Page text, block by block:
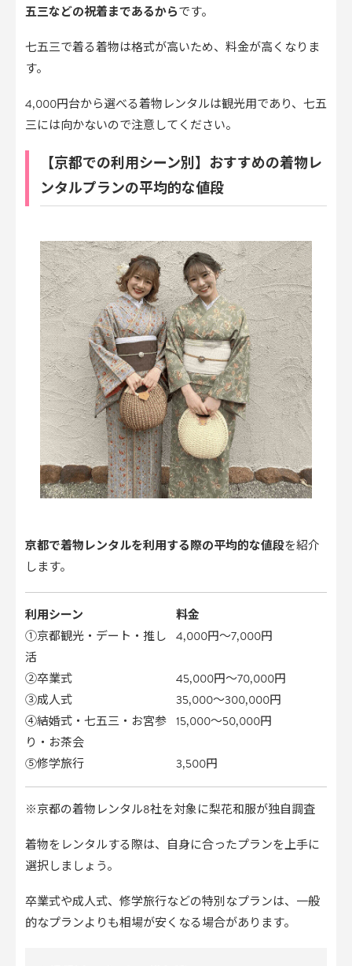
五三などの祝着まであるからです。
七五三で着る着物は格式が高いため、料金が高くなりま
す。
4,000円台から選べる着物レンタルは観光用であり、七五
三には向かないので注意してください。
【京都での利用シーン別】おすすめの着物レ
ンタルプランの平均的な値段
京都で着物レンタルを利用する際の平均的な値段を紹介
します。
利用シーン
料金
①京都観光・デート・推し
活
4,000円～7,000円
②卒業式
45,000円～70,000円
③成人式
35,000～300,000円
④結婚式・七五三・お宮参
り・お茶会
15,000～50,000円
⑤修学旅行 3,500円
※京都の着物レンタル8社を対象に梨花和服が独自調査
着物をレンタルする際は、自身に合ったプランを上手に
選択しましょう。
卒業式や成人式、修学旅行などの特別なプランは、一般
的なプランよりも相場が安くなる場合があります。